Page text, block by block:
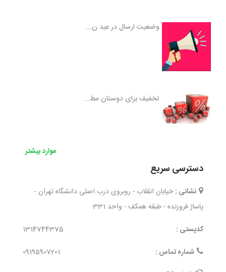
وضعیت ارسال در عید ن...
تخفیف برای دوستان مط...
موارد بیشتر
دسترسی سریع
نشانی : خیابان انقلاب - روبروی درب اصلی دانشگاه تهران -
پاساژ فروزنده - طبقه همکف - واحد 331
کدپستی :
1314744375
شماره تماس :
09195907201